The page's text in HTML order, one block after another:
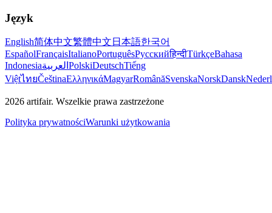
Język
English简体中文繁體中文 日本語한국어
EspañolFrançaisItalianoPortuguêsРусскийहिन्दीTürkçeBahasa
Indonesiaالعربية PolskiDeutschTiếng
ViệtไทยČeštinaΕλληνικάMagyarRomânăSvenskaNorskDansk
2026 artifair. Wszelkie prawa zastrzeżone
Polityka prywatnościWarunki użytkowania